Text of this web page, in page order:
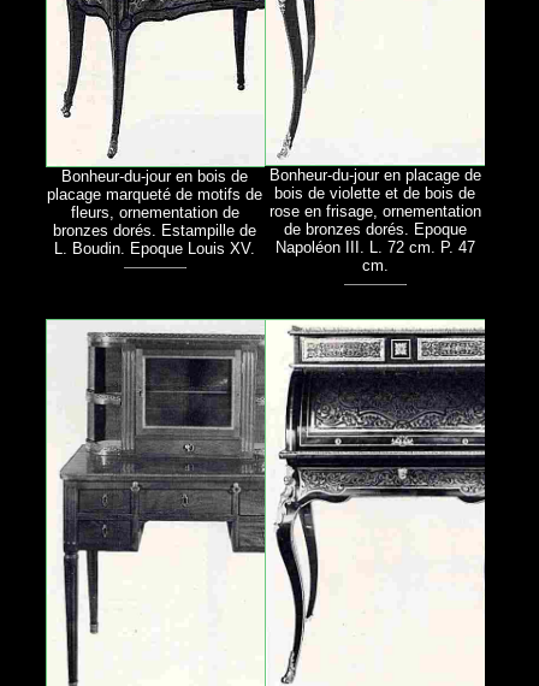
Bonheur-du-jour en bois de
placage marqueté de motifs de
fleurs, ornementation de
bronzes dorés. Estampille de
L. Boudin. Epoque Louis XV.
Bonheur-du-jour en placage de
bois de violette et de bois de
rose en frisage, ornementation
de bronzes dorés. Epoque
Napoléon III. L. 72 cm. P. 47
cm.